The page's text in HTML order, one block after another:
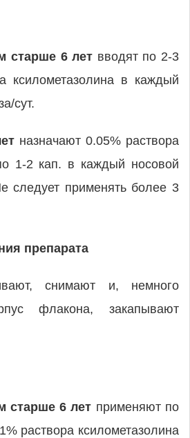
старше 6 лет вводят по 2-3
ксилометазолина в каждый
сут.
назначают 0.05% раствора
1-2 кап. в каждый носовой
следует применять более 3
препарата
снимают и, немного
флакона, закапывают
старше 6 лет применяют по
раствора ксилометазолина